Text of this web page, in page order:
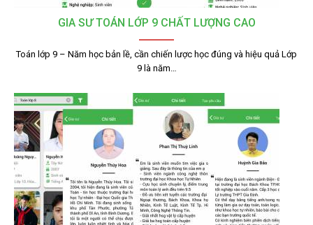
GIA SƯ TOÁN LỚP 9 CHẤT LƯỢNG CAO
Toán lớp 9 – Năm học bản lề, cần chiến lược học đúng và hiệu quả Lớp
9 là năm…